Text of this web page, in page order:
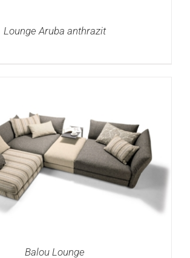
Lounge Aruba anthrazit
Balou Lounge